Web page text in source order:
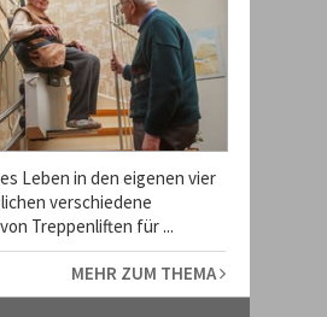
Leben in den eigenen vier
verschiedene
Treppenliften für ...
MEHR ZUM THEMA